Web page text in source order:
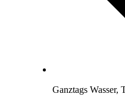
Ganztags Wasser,